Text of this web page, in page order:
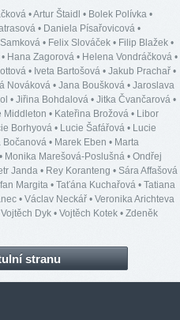
•Artur Štaidl • Bolek Polívka •
• Daniela Písařovicová •
• Felix Slováček • Filip Blažek •
• Hana Zagorová • Helena Vondráčková •
• Iveta Bartošová • Jakub Prachař •
Nováková • Jana Boušková • Jaroslava
• Jiřina Bohdalová • Jitka Čvančarová •
Middleton • Kateřina Brožová • Libor
Borhyová • Lucie Šafářová • Lucie
Bočanová • Marek Eben • Marta
• Monika Marešová-Poslušná • Ondřej
Janda • Rey Koranteng • Sára Affašová
Margita • Taťána Kuchařová • Tatiana
• Václav Neckář • Veronika Arichteva
Vojtěch Dyk • Vojtěch Kotek • Zdeněk
stranu